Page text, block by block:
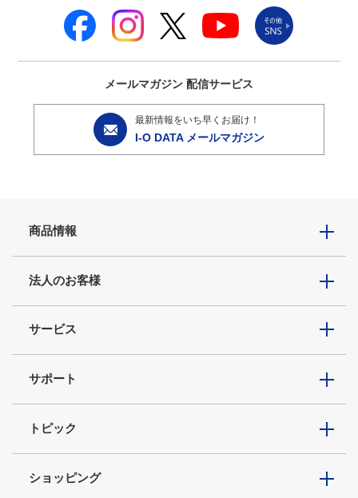
メールマガジン 配信サービス
最新情報をいち早くお届け！
I-O DATA メールマガジン
商品情報
法人のお客様
サービス
サポート
トピック
ショッピング